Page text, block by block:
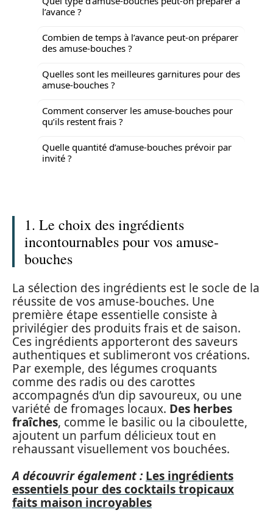
l’avance ?
Combien de temps à l’avance peut-on préparer
des amuse-bouches ?
Quelles sont les meilleures garnitures pour des
amuse-bouches ?
Comment conserver les amuse-bouches pour
qu’ils restent frais ?
Quelle quantité d’amuse-bouches prévoir par
invité ?
1. Le choix des ingrédients
incontournables pour vos amuse-
bouches
La sélection des ingrédients est le socle de la
réussite de vos amuse-bouches. Une
première étape essentielle consiste à
privilégier des produits frais et de saison.
Ces ingrédients apporteront des saveurs
authentiques et sublimeront vos créations.
Par exemple, des légumes croquants
comme des radis ou des carottes
accompagnés d’un dip savoureux, ou une
variété de fromages locaux. Des herbes
fraîches, comme le basilic ou la ciboulette,
ajoutent un parfum délicieux tout en
rehaussant visuellement vos bouchées.
A découvrir également : Les ingrédients
essentiels pour des cocktails tropicaux
faits maison incroyables